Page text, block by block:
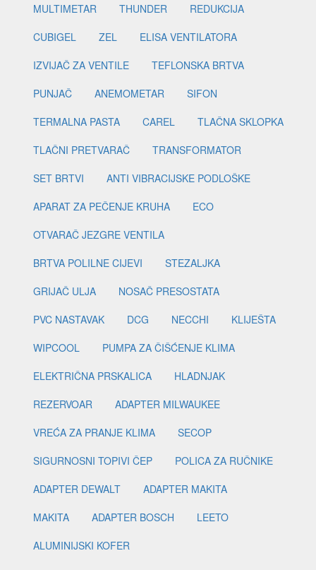
MULTIMETAR
THUNDER
REDUKCIJA
CUBIGEL
ZEL
ELISA VENTILATORA
IZVIJAČ ZA VENTILE
TEFLONSKA BRTVA
PUNJAČ
ANEMOMETAR
SIFON
TERMALNA PASTA
CAREL
TLAČNA SKLOPKA
TLAČNI PRETVARAČ
TRANSFORMATOR
SET BRTVI
ANTI VIBRACIJSKE PODLOŠKE
APARAT ZA PEČENJE KRUHA
ECO
OTVARAČ JEZGRE VENTILA
BRTVA POLILNE CIJEVI
STEZALJKA
GRIJAČ ULJA
NOSAČ PRESOSTATA
PVC NASTAVAK
DCG NECCHI
KLIJEŠTA
WIPCOOL
PUMPA ZA ČIŠĆENJE KLIMA
ELEKTRIČNA PRSKALICA
HLADNJAK
REZERVOAR
ADAPTER MILWAUKEE
VREĆA ZA PRANJE KLIMA
SECOP
SIGURNOSNI TOPIVI ČEP
POLICA ZA RUČNIKE
ADAPTER DEWALT
ADAPTER MAKITA
MAKITA
ADAPTER BOSCH
LEETO
ALUMINIJSKI KOFER